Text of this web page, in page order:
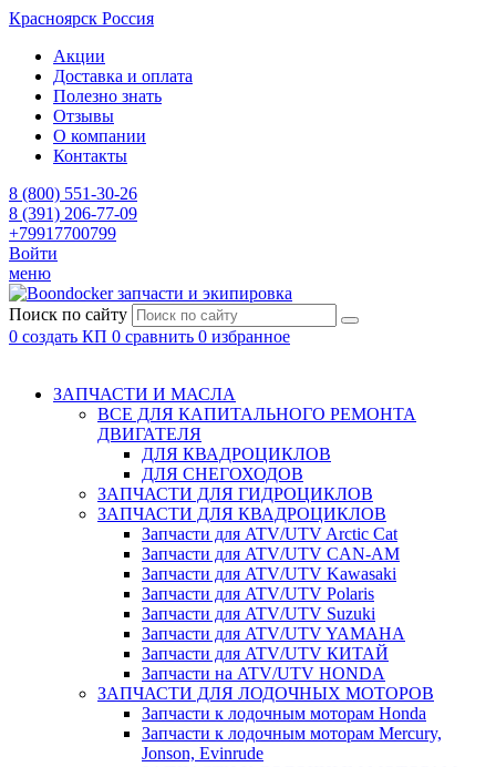
Красноярск Россия
Акции
Доставка и оплата
Полезно знать
Отзывы
О компании
Контакты
8 (800) 551-30-26
8 (391) 206-77-09
+79917700799
Войти
меню
запчасти и экипировка
Поиск по сайту
0 создать КП 0 сравнить 0 избранное
ЗАПЧАСТИ И МАСЛА
ВСЕ ДЛЯ КАПИТАЛЬНОГО РЕМОНТА
ДВИГАТЕЛЯ
ДЛЯ КВАДРОЦИКЛОВ
ДЛЯ СНЕГОХОДОВ
ЗАПЧАСТИ ДЛЯ ГИДРОЦИКЛОВ
ЗАПЧАСТИ ДЛЯ КВАДРОЦИКЛОВ
Запчасти для ATV/UTV Arctic Cat
Запчасти для ATV/UTV CAN-AM
Запчасти для ATV/UTV Kawasaki
Запчасти для ATV/UTV Polaris
Запчасти для ATV/UTV Suzuki
Запчасти для ATV/UTV YAMAHA
Запчасти для ATV/UTV КИТАЙ
Запчасти на ATV/UTV HONDA
ЗАПЧАСТИ ДЛЯ ЛОДОЧНЫХ МОТОРОВ
Запчасти к лодочным моторам Honda
Запчасти к лодочным моторам Mercury,
Jonson, Evinrude